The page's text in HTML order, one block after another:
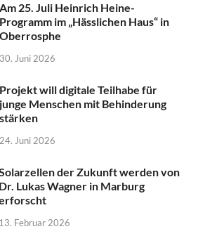
Am 25. Juli Heinrich Heine-
Programm im „Hässlichen Haus“ in
Oberrosphe
30. Juni 2026
Projekt will digitale Teilhabe für
junge Menschen mit Behinderung
stärken
24. Juni 2026
der Zukunft werden von
Dr. Lukas Wagner in Marburg
13. Februar 2026